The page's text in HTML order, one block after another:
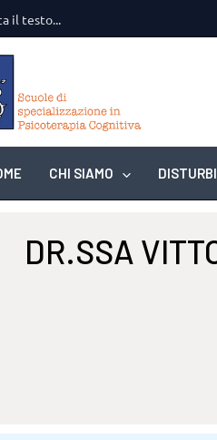
CHI SIAMO DISTURBI
DR.SSA